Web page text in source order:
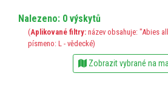
Nalezeno: 0 výskytů
(Aplikované filtry: název obsahuje: "Abies
písmeno: L - vědecké)
Zobrazit vybrané na